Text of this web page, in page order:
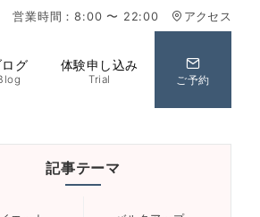
営業時間：8:00 〜 22:00 アクセス
ログ 体験申し込み
Trial ご予約
記事テーマ